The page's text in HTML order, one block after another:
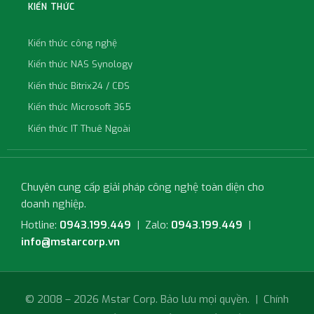
KIẾN THỨC
Kiến thức công nghệ
Kiến thức NAS Synology
Kiến thức Bitrix24 / CĐS
Kiến thức Microsoft 365
Kiến thức IT Thuê Ngoài
Chuyên cung cấp giải pháp công nghệ toàn diện cho
doanh nghiệp.
Hotline: 0943.199.449 | Zalo: 0943.199.449 |
info@mstarcorp.vn
© 2008 – 2026 Mstar Corp. Bảo lưu mọi quyền. | Chính